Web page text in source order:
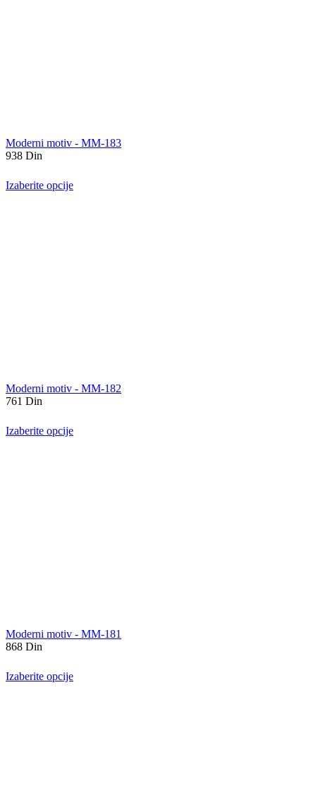
Moderni motiv - MM-183
938 Din
Izaberite opcije
Moderni motiv - MM-182
761 Din
Izaberite opcije
Moderni motiv - MM-181
868 Din
Izaberite opcije